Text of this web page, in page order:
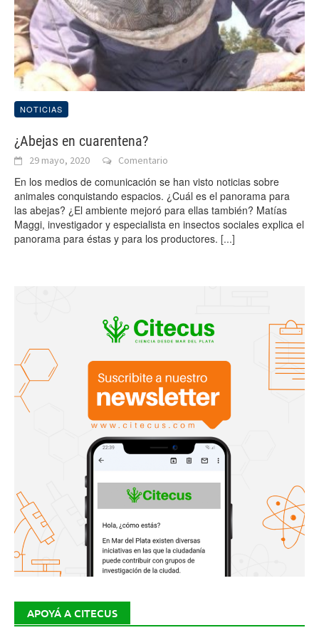
NOTICIAS
¿Abejas en cuarentena?
29 mayo, 2020 Comentario
En los medios de comunicación se han visto noticias sobre
animales conquistando espacios. ¿Cuál es el panorama para
las abejas? ¿El ambiente mejoró para ellas también? Matías
Maggi, investigador y especialista en insectos sociales explica el
panorama para éstas y para los productores. [...]
APOYÁ A CITECUS